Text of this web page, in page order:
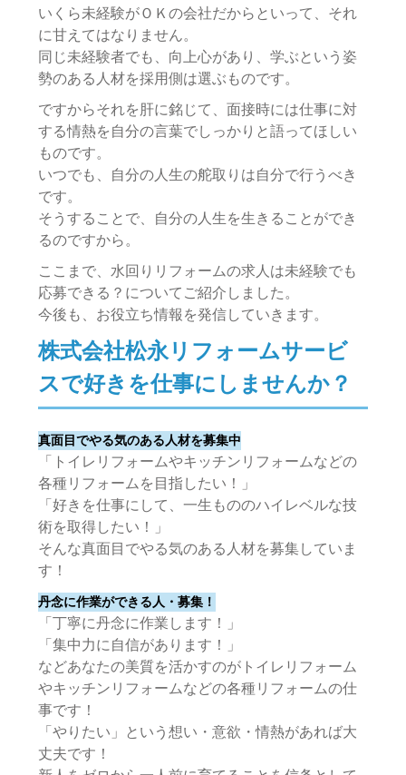
いくら未経験がＯＫの会社だからといって、それ
に甘えてはなりません。
同じ未経験者でも、向上心があり、学ぶという姿
勢のある人材を採用側は選ぶものです。
ですからそれを肝に銘じて、面接時には仕事に対
する情熱を自分の言葉でしっかりと語ってほしい
ものです。
いつでも、自分の人生の舵取りは自分で行うべき
です。
そうすることで、自分の人生を生きることができ
るのですから。
ここまで、水回りリフォームの求人は未経験でも
応募できる？についてご紹介しました。
今後も、お役立ち情報を発信していきます。
株式会社松永リフォームサービ
スで好きを仕事にしませんか？
真面目でやる気のある人材を募集中
「トイレリフォームやキッチンリフォームなどの
各種リフォームを目指したい！」
「好きを仕事にして、一生もののハイレベルな技
術を取得したい！」
そんな真面目でやる気のある人材を募集していま
す！
丹念に作業ができる人・募集！
「丁寧に丹念に作業します！」
「集中力に自信があります！」
などあなたの美質を活かすのがトイレリフォーム
やキッチンリフォームなどの各種リフォームの仕
事です！
「やりたい」という想い・意欲・情熱があれば大
丈夫です！